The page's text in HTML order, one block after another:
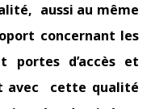
aussi au même
concernant les
portes d’accès et
avec cette qualité